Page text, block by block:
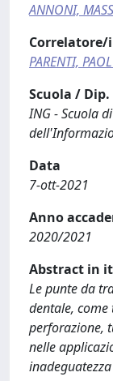
ANNONI,
Correlatore/i
PARENTI,
Scuola / Dip.
ING - Scuola
Data
7-ott-2021
Anno
2020/2021
Abstract in
Le punte da
dentale,
perforazione,
nelle